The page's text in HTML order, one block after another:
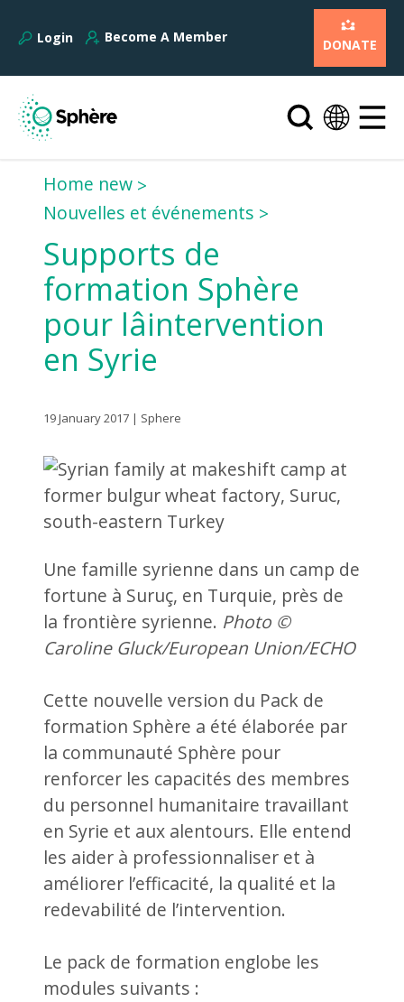
Login Become A Member DONATE
Home new
Nouvelles et événements
Supports de
formation Sphère
pour lâintervention
en Syrie
19 January 2017 | Sphere
Une famille syrienne dans un camp de
fortune à Suruç, en Turquie, près de
la frontière syrienne. Photo ©
Caroline Gluck/European Union/ECHO
Cette nouvelle version du Pack de
formation Sphère a été élaborée par
la communauté Sphère pour
renforcer les capacités des membres
du personnel humanitaire travaillant
en Syrie et aux alentours. Elle entend
les aider à professionnaliser et à
améliorer l’efficacité, la qualité et la
redevabilité de l’intervention.
Le pack de formation englobe les
modules suivants :